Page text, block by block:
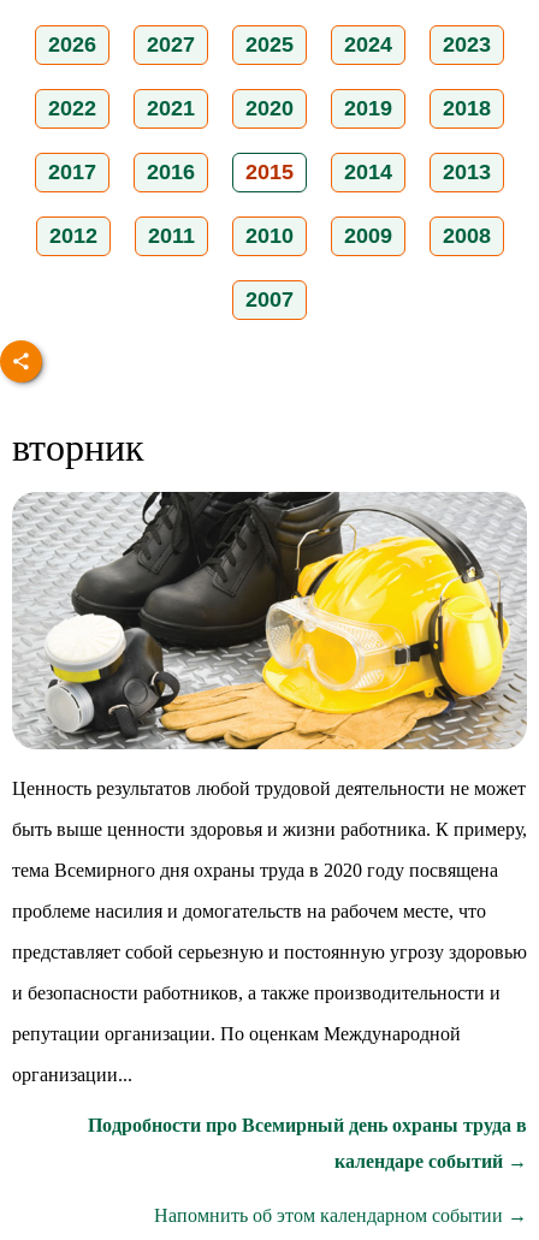
2026 2027 2025 2024 2023
2022 2021 2020 2019 2018
2017 2016 2015 2014 2013
2012 2011 2010 2009 2008
2007
вторник
Ценность результатов любой трудовой деятельности не может
быть выше ценности здоровья и жизни работника. К примеру,
тема Всемирного дня охраны труда в 2020 году посвящена
проблеме насилия и домогательств на рабочем месте, что
представляет собой серьезную и постоянную угрозу здоровью
и безопасности работников, а также производительности и
репутации организации. По оценкам Международной
организации...
Подробности про Всемирный день охраны труда в
календаре событий →
Напомнить об этом календарном событии →